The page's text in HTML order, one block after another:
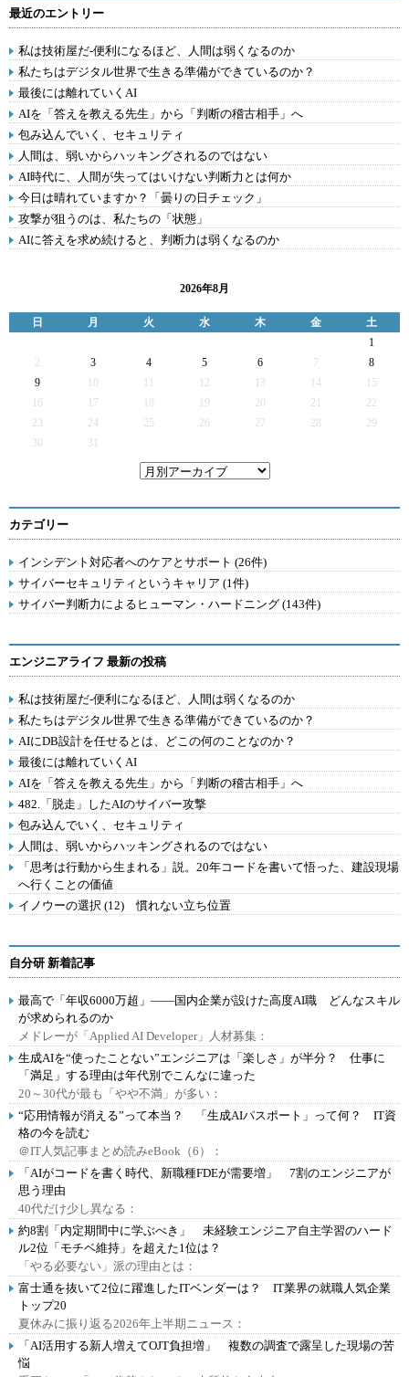
最近のエントリー
私は技術屋だ-便利になるほど、人間は弱くなるのか
私たちはデジタル世界で生きる準備ができているのか？
最後には離れていくAI
AIを「答えを教える先生」から「判断の稽古相手」へ
包み込んでいく、セキュリティ
人間は、弱いからハッキングされるのではない
AI時代に、人間が失ってはいけない判断力とは何か
今日は晴れていますか？「曇りの日チェック」
攻撃が狙うのは、私たちの「状態」
AIに答えを求め続けると、判断力は弱くなるのか
2026年8月
日 月 火 水 木 金
土
1
2
3 4 5 6 7
8
9
12 13 14
15
16
17 19 20 21
22
23
24 25 26 27 28
29
30
31
カテゴリー
インシデント対応者へのケアとサポート (26件)
サイバーセキュリティというキャリア (1件)
サイバー判断力によるヒューマン・ハードニング (143件)
エンジニアライフ 最新の投稿
私は技術屋だ-便利になるほど、人間は弱くなるのか
私たちはデジタル世界で生きる準備ができているのか？
AIにDB設計を任せるとは、どこの何のことなのか？
最後には離れていくAI
AIを「答えを教える先生」から「判断の稽古相手」へ
482.「脱走」したAIのサイバー攻撃
包み込んでいく、セキュリティ
人間は、弱いからハッキングされるのではない
「思考は行動から生まれる」説。20年コードを書いて悟った、建設現場
へ行くことの価値
イノウーの選択 (12) 慣れない立ち位置
自分研 新着記事
最高で「年収6000万超」――国内企業が設けた高度AI職 どんなスキル
が求められるのか
メドレーが「Applied AI Developer」人材募集：
生成AIを“使ったことない”エンジニアは「楽しさ」が半分？ 仕事に
「満足」する理由は年代別でこんなに違った
20～30代が最も「やや不満」が多い：
“応用情報が消える”って本当？ 「生成AIパスポート」って何？ IT資
格の今を読む
＠IT人気記事まとめ読みeBook（6）：
「AIがコードを書く時代、新職種FDEが需要増」 7割のエンジニアが
思う理由
40代だけ少し異なる：
約8割「内定期間中に学ぶべき」 未経験エンジニア自主学習のハード
ル2位「モチベ維持」を超えた1位は？
「やる必要ない」派の理由とは：
富士通を抜いて2位に躍進したITベンダーは？ IT業界の就職人気企業
トップ20
夏休みに振り返る2026年上半期ニュース：
「AI活用する新人増えてOJT負担増」 複数の調査で露呈した現場の苦
悩